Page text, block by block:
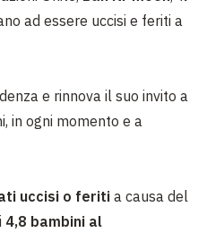
ad essere uccisi e feriti a
e rinnova il suo invito a
in ogni momento e a
uccisi o feriti a causa del
4,8 bambini al